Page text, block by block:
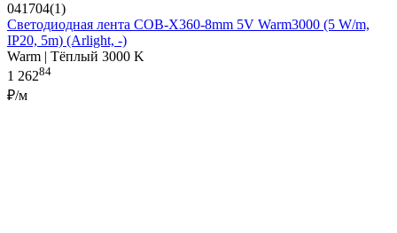
041704(1)
Светодиодная лента COB-X360-8mm 5V Warm3000 (5 W/m,
IP20, 5m) (Arlight, -)
Warm | Тёплый 3000 K
1 26284
₽/м